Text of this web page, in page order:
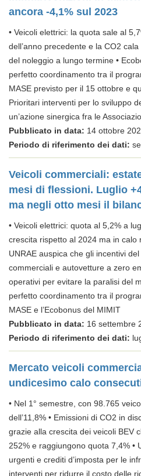
ancora -4,1% sul 2023
• Veicoli elettrici: la quota sale al
dell’anno precedente e la CO2
del noleggio a lungo termine •
perfetto coordinamento tra il
MASE previsto per il 15 ottobre e
Prioritari interventi per lo sviluppo
un’azione sinergica fra le
Pubblicato in data: 14 ottobre
Periodo di riferimento dei dati:
Veicoli commerciali:
mesi di flessioni. Luglio
ma negli otto mesi il
• Veicoli elettrici: quota al 5,2% a
crescita rispetto al 2024 ma in calo
UNRAE auspica che gli incentivi
commerciali e autovetture a zero
operativi per evitare la paralisi del
perfetto coordinamento tra il
MASE e l’Ecobonus del MIMIT
Pubblicato in data: 16 settembre
Periodo di riferimento dei dati:
Mercato veicoli
undicesimo calo
• Nel 1° semestre, con 98.765
dell’11,8% • Emissioni di CO2 in
grazie alla crescita dei veicoli BEV
252% e raggiungono quota 7,4% •
urgenti e crediti d’imposta per le
interventi per ridurre il costo delle